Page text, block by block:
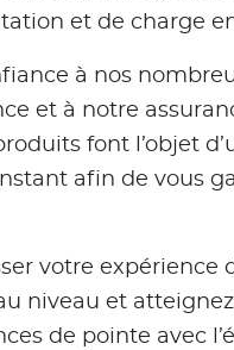
et de charge
à nos
et à notre
font l’objet
afin de vous
votre expérience
niveau et
de pointe avec